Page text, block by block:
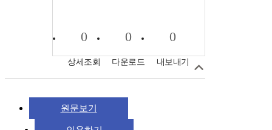
0
상세조회
0
다운로드
0
내보내기
원문보기